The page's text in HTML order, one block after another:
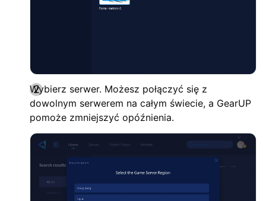
Wybierz serwer. Możesz połączyć się z
dowolnym serwerem na całym świecie, a GearUP
pomoże zmniejszyć opóźnienia.